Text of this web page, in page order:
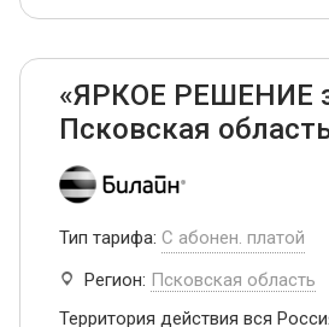
«ЯРКОЕ РЕШЕНИЕ
Псковская
Тип тарифа: С абонен. платой
Регион: Псковская область
Территория действия вся